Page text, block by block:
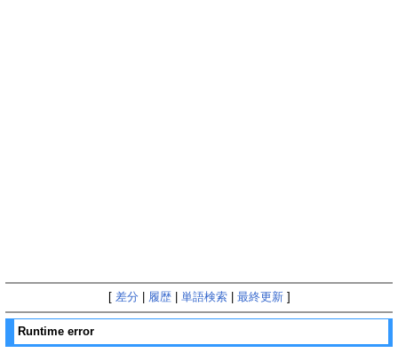
[ 差分 履歴| 単語検索| 最終更新]
Runtime error